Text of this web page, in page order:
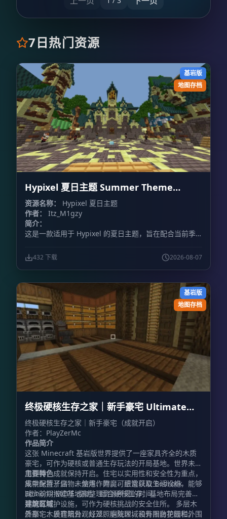
7日热门资源
基岩版
地图存档
Hypixel 夏日主题 Summer Theme
Hypixel
资源名称：
Hypixel 夏日主题
作者：
Itz_M1gzy
简介：
这是一款适用于 Hypixel 的夏日主题，旨在配合当前季
432 下载 2026-08-07
基岩版
地图存档
终极硬核生存之家｜新手豪宅 Ultimate
Hardcore Survival House | Starter
Mansion
终极硬核生存之家｜新手豪宅（成就开启）
作者：PlayZerMc
作品简介
这张 Minecraft 基岩版世界提供了一座家具齐全的木质
豪宅，可作为硬核或普通生存玩法的开局基地。世界未使
用作弊，成就保持开启。住宅以实用性和安全性为重点，
集中配置了储物、熔炼、附魔、酿造以及生活设施，能够
减少前期搭建基地和整理资源所需的时间。
主要特色
成就保持开启：未使用作弊，可正常获取 Bedrock
Edition / MCPE 成就。 适合硬核生存：基地布局完善，
并配有防护设施，可作为硬核挑战的安全住所。 多层木
质豪宅：设有阳台、灯笼、庭院区域和外围防护栅栏。
建筑区域
外部：木质建筑外观经过照明处理，设有阳台花园和外围